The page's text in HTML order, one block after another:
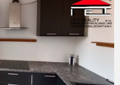
(10)